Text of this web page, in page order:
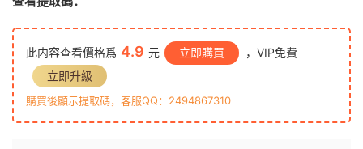
此内容查看價格爲 4.9 元 立即購買
，VIP免費
立即升級
購買後顯示提取碼，客服QQ：2494867310